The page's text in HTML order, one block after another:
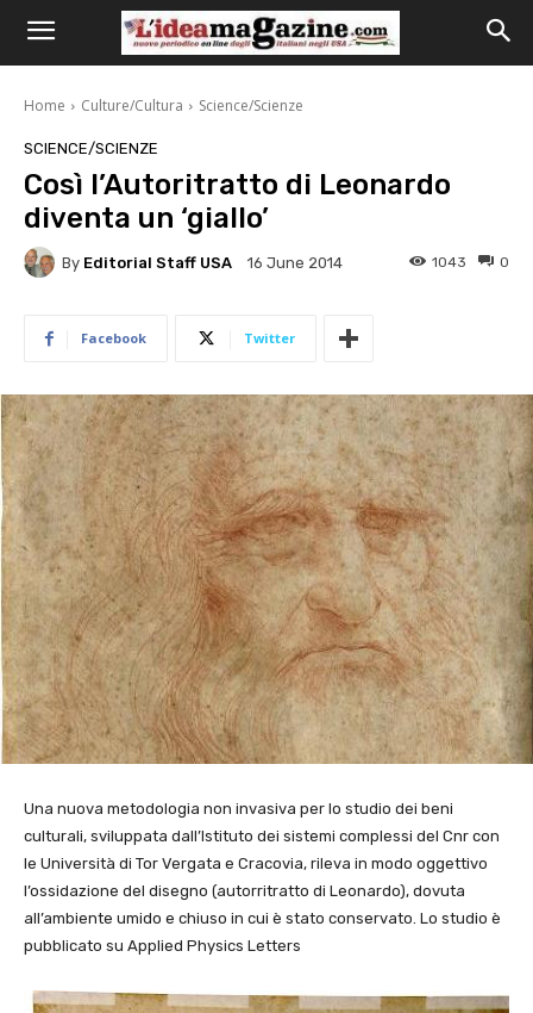
Home Culture/Cultura Science/Scienze
SCIENCE/SCIENZE
Così l’Autoritratto di Leonardo
diventa un ‘giallo’
By Editorial Staff USA 16 June 2014 0
1043
Facebook Twitter
Una nuova metodologia non invasiva per lo studio dei beni
culturali, sviluppata dall’Istituto dei sistemi complessi del Cnr con
le Università di Tor Vergata e Cracovia, rileva in modo oggettivo
l’ossidazione del disegno (autorritratto di Leonardo), dovuta
all’ambiente umido e chiuso in cui è stato conservato. Lo studio è
pubblicato su Applied Physics Letters